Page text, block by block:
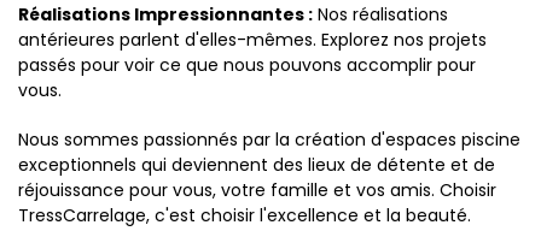
Réalisations Impressionnantes : Nos réalisations
antérieures parlent d'elles-mêmes. Explorez nos projets
passés pour voir ce que nous pouvons accomplir pour
vous.
Nous sommes passionnés par la création d'espaces piscine
exceptionnels qui deviennent des lieux de détente et de
réjouissance pour vous, votre famille et vos amis. Choisir
TressCarrelage, c'est choisir l'excellence et la beauté.